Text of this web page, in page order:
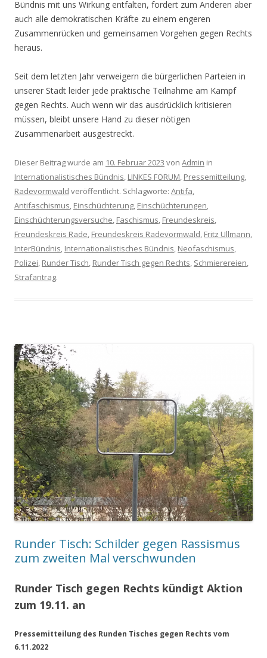
Bündnis mit uns Wirkung entfalten, fordert zum Anderen aber
auch alle demokratischen Kräfte zu einem engeren
Zusammenrücken und gemeinsamen Vorgehen gegen Rechts
heraus.
Seit dem letzten Jahr verweigern die bürgerlichen Parteien in
unserer Stadt leider jede praktische Teilnahme am Kampf
gegen Rechts. Auch wenn wir das ausdrücklich kritisieren
müssen, bleibt unsere Hand zu dieser nötigen
Zusammenarbeit ausgestreckt.
Dieser Beitrag wurde am 10. Februar 2023 von Admin in
Internationalistisches Bündnis, LINKES FORUM, Pressemitteilung,
Radevormwald veröffentlicht. Schlagworte: Antifa,
Antifaschismus, Einschüchterung, Einschüchterungen,
Einschüchterungsversuche, Faschismus, Freundeskreis,
Freundeskreis Rade, Freundeskreis Radevormwald, Fritz Ullmann,
InterBündnis, Internationalistisches Bündnis, Neofaschismus,
Polizei, Runder Tisch, Runder Tisch gegen Rechts, Schmierereien,
Strafantrag.
Runder Tisch: Schilder gegen Rassismus
zum zweiten Mal verschwunden
Runder Tisch gegen Rechts kündigt Aktion
zum 19.11. an
Pressemitteilung des Runden Tisches gegen Rechts vom
6.11.2022